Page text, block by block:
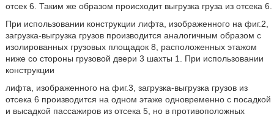
отсек 6. Таким же образом происходит выгрузка груза из отсека 6.
При использовании конструкции лифта, изображенного на фиг.2,
загрузка-выгрузка грузов производится аналогичным образом с
изолированных грузовых площадок 8, расположенных этажом
ниже со стороны грузовой двери 3 шахты 1. При использовании
конструкции
лифта, изображенного на фиг.3, загрузка-выгрузка грузов из
отсека 6 производится на одном этаже одновременно с посадкой
и высадкой пассажиров из отсека 5, но в противоположных